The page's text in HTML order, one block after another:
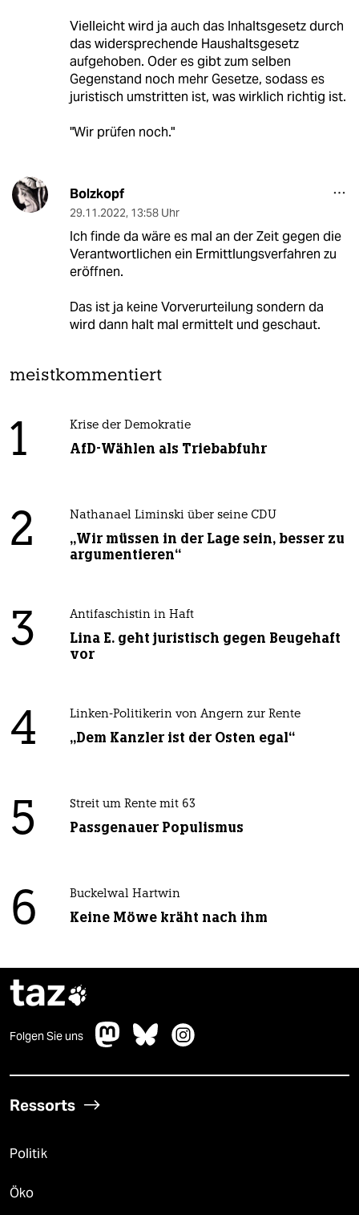
Vielleicht wird ja auch das Inhaltsgesetz durch
das widersprechende Haushaltsgesetz
aufgehoben. Oder es gibt zum selben
Gegenstand noch mehr Gesetze, sodass es
juristisch umstritten ist, was wirklich richtig ist.
"Wir prüfen noch."
Bolzkopf
29.11.2022, 13:58 Uhr
Ich finde da wäre es mal an der Zeit gegen die
Verantwortlichen ein Ermittlungsverfahren zu
eröffnen.
Das ist ja keine Vorverurteilung sondern da
wird dann halt mal ermittelt und geschaut.
meistkommentiert
1 Krise der Demokratie
AfD-Wählen als Triebabfuhr
2 Nathanael Liminski über seine CDU
„Wir müssen in der Lage sein, besser zu
argumentieren“
3 Antifaschistin in Haft
Lina E. geht juristisch gegen Beugehaft
vor
4 Linken-Politikerin von Angern zur Rente
„Dem Kanzler ist der Osten egal“
5 Streit um Rente mit 63
Passgenauer Populismus
6 Buckelwal Hartwin
Keine Möwe kräht nach ihm
taz
Folgen Sie uns
Ressorts
Politik
Öko